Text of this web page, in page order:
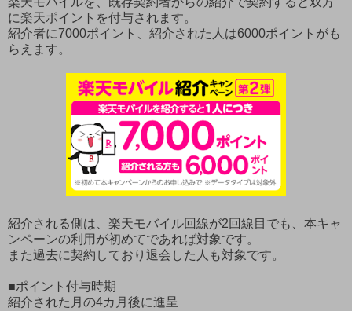
に楽天ポイントを付与されます。
紹介者に7000ポイント、紹介された人は6000ポイントがも
らえます。
紹介される側は、楽天モバイル回線が2回線目でも、本キャ
ンペーンの利用が初めてであれば対象です。
また過去に契約しており退会した人も対象です。
■ポイント付与時期
紹介された月の4カ月後に進呈